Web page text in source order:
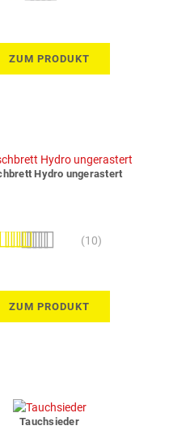
ZUM PRODUKT
Hydro ungerastert
Bewertung: (10)
ZUM PRODUKT
Tauchsieder